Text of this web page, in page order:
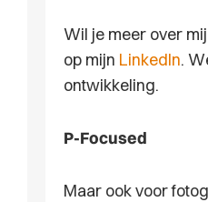
Wil je meer over
op mijn LinkedIn.
ontwikkeling.
P-Focused
Maar ook voor